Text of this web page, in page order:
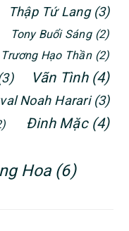
Thập Tứ Lang (3)
Tony Buổi Sáng (2)
Trương Hạo Thần (2)
Vãn Tình (4)
Noah Harari (3)
Đinh Mặc (4)
Hoa (6)